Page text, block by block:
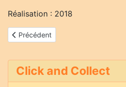
Réalisation : 2018
Article précédent : Voyage vers Mars
Précédent
Click and Collect